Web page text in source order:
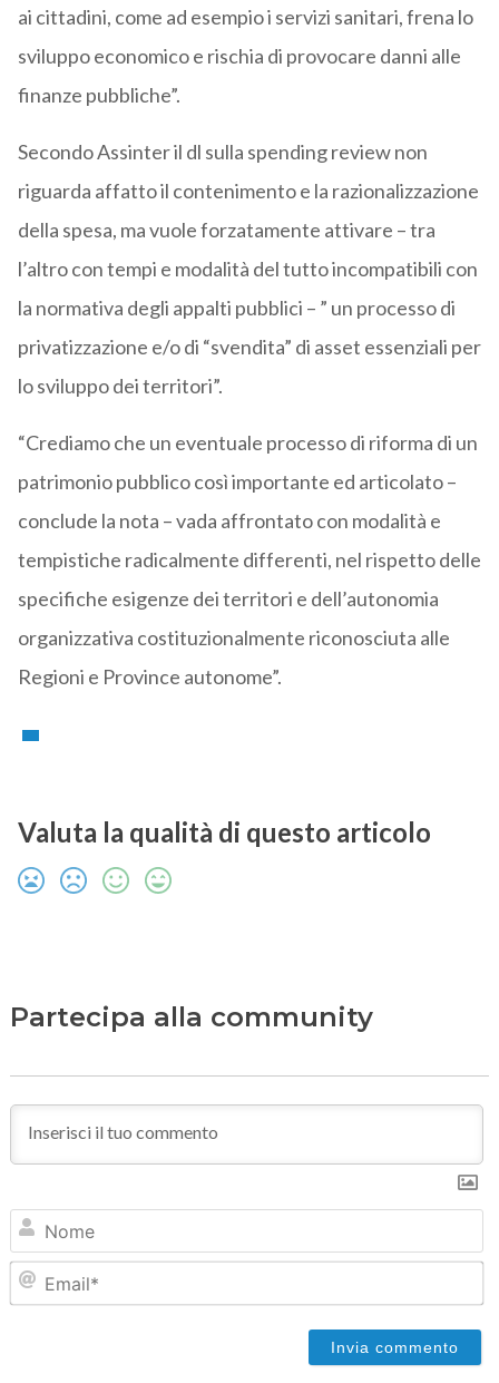
ai cittadini, come ad esempio i servizi sanitari, frena lo
sviluppo economico e rischia di provocare danni alle
finanze pubbliche”.
Secondo Assinter il dl sulla spending review non
riguarda affatto il contenimento e la razionalizzazione
della spesa, ma vuole forzatamente attivare – tra
l’altro con tempi e modalità del tutto incompatibili con
la normativa degli appalti pubblici – ” un processo di
privatizzazione e/o di “svendita” di asset essenziali per
lo sviluppo dei territori”.
“Crediamo che un eventuale processo di riforma di un
patrimonio pubblico così importante ed articolato –
conclude la nota – vada affrontato con modalità e
tempistiche radicalmente differenti, nel rispetto delle
specifiche esigenze dei territori e dell’autonomia
organizzativa costituzionalmente riconosciuta alle
Regioni e Province autonome”.
Valuta la qualità di questo articolo
Partecipa alla community